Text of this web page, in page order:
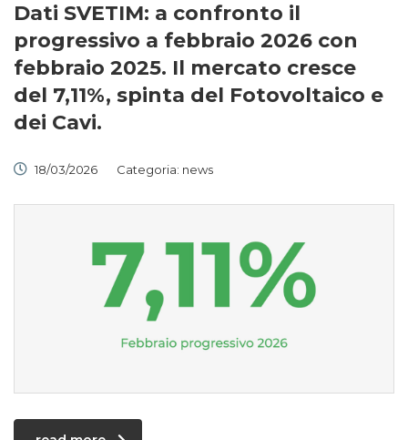
Dati SVETIM: a confronto il
progressivo a febbraio 2026 con
febbraio 2025. Il mercato cresce
del 7,11%, spinta del Fotovoltaico e
dei Cavi.
18/03/2026 Categoria: news